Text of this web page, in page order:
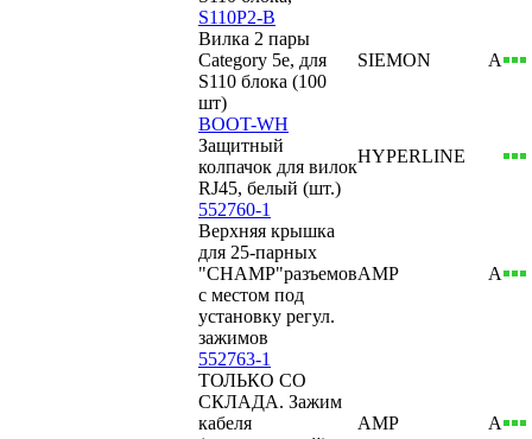
S110P2-B
Вилка 2 пары
Category 5е, для
S110 блока (100
шт)
SIEMON А
BOOT-WH
Защитный
колпачок для вилок
RJ45, белый (шт.)
HYPERLINE
552760-1
Верхняя крышка
для 25-парных
"CHAMP"разъемов
с местом под
установку регул.
зажимов
AMP А
552763-1
ТОЛЬКО СО
СКЛАДА. Зажим
кабеля
AMP А